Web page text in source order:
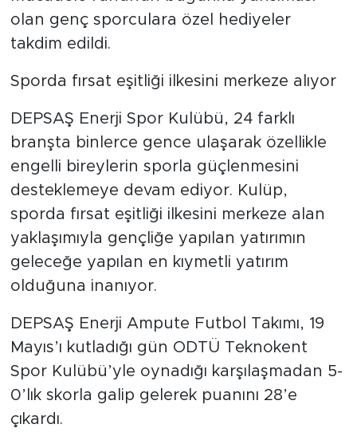
olan genç sporculara özel hediyeler
takdim edildi.
Sporda fırsat eşitliği ilkesini merkeze alıyor
DEPSAŞ Enerji Spor Kulübü, 24 farklı
branşta binlerce gence ulaşarak özellikle
engelli bireylerin sporla güçlenmesini
desteklemeye devam ediyor. Kulüp,
sporda fırsat eşitliği ilkesini merkeze alan
yaklaşımıyla gençliğe yapılan yatırımın
geleceğe yapılan en kıymetli yatırım
olduğuna inanıyor.
DEPSAŞ Enerji Ampute Futbol Takımı, 19
Mayıs’ı kutladığı gün ODTÜ Teknokent
Spor Kulübü’yle oynadığı karşılaşmadan 5-
0’lık skorla galip gelerek puanını 28’e
çıkardı.